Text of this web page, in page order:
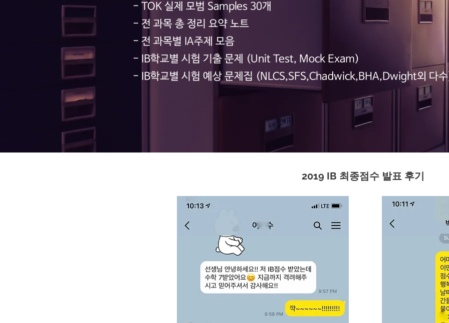
- TOK 실제 모범 Samples 30개
- 전 과목 총 정리 요약 노트
- 전 과목별 IA주제 모음
- IB학교별 시험 기출 문제 (Unit Test, Mock Exam)
- IB학교별 시험 예상 문제집 (NLCS,SFS,Chadwick,BHA,Dwight외 다
2019 IB 최종점수 발표 후기